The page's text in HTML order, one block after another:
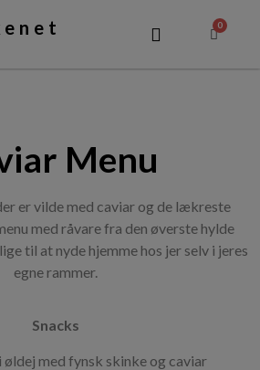
0
Menu
er vilde med caviar og de lækreste
med råvare fra den øverste hylde
til at nyde hjemme hos jer selv i jeres
egne rammer.
Snacks
med fynsk skinke og caviar